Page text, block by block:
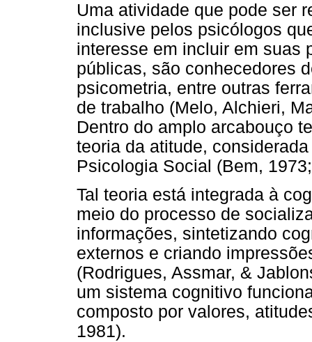
Uma atividade que pode ser
inclusive pelos psicólogos
interesse em incluir em suas
públicas, são conhecedores
psicometria, entre outras
de trabalho (Melo, Alchieri,
Dentro do amplo arcabouço
teoria da atitude,
Psicologia Social (Bem,
Tal teoria está integrada à
meio do processo de
informações, sintetizando
externos e criando
(Rodrigues, Assmar, &
um sistema cognitivo
composto por valores,
1981).